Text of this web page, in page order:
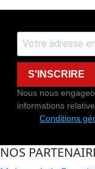
S'INSCRIRE
Nous nous
informations
Conditions
NOS